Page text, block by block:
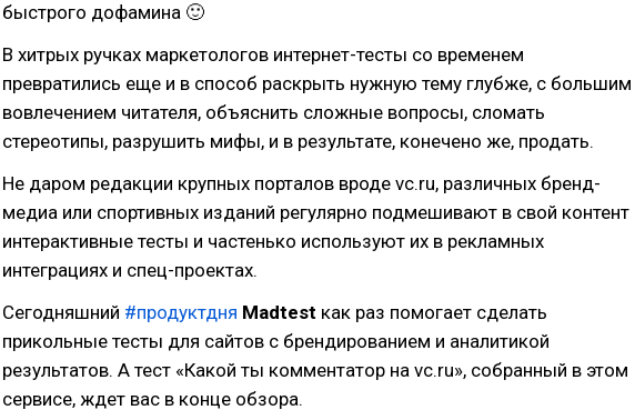
быстрого дофамина 🙂
В хитрых ручках маркетологов интернет-тесты со временем
превратились еще и в способ раскрыть нужную тему глубже, с большим
вовлечением читателя, объяснить сложные вопросы, сломать
стереотипы, разрушить мифы, и в результате, конечено же, продать.
Не даром редакции крупных порталов вроде vc.ru, различных бренд-
медиа или спортивных изданий регулярно подмешивают в свой контент
интерактивные тесты и частенько используют их в рекламных
интеграциях и спец-проектах.
Сегодняшний #продуктдня Madtest как раз помогает сделать
прикольные тесты для сайтов с брендированием и аналитикой
результатов. А тест «Какой ты комментатор на vc.ru», собранный в этом
сервисе, ждет вас в конце обзора.